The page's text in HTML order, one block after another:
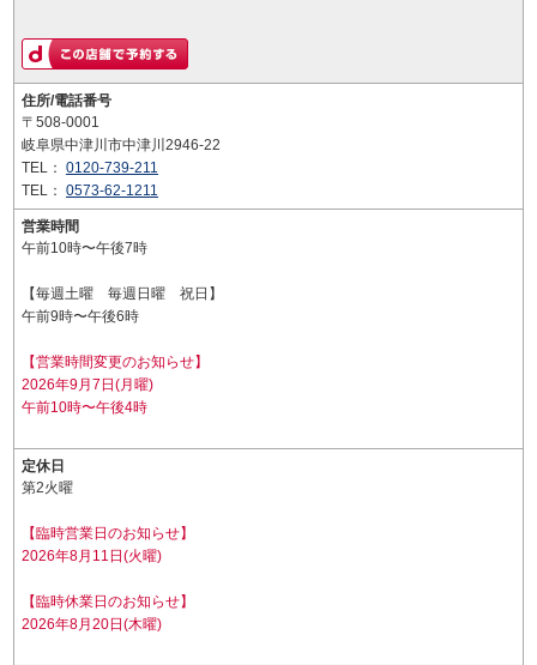
住所/電話番号
〒508-0001
岐阜県中津川市中津川2946-22
TEL： 0120-739-211
TEL： 0573-62-1211
営業時間
午前10時〜午後7時
【毎週土曜 毎週日曜 祝日】
午前9時〜午後6時
【営業時間変更のお知らせ】
2026年9月7日(月曜)
午前10時〜午後4時
定休日
第2火曜
【臨時営業日のお知らせ】
2026年8月11日(火曜)
【臨時休業日のお知らせ】
2026年8月20日(木曜)